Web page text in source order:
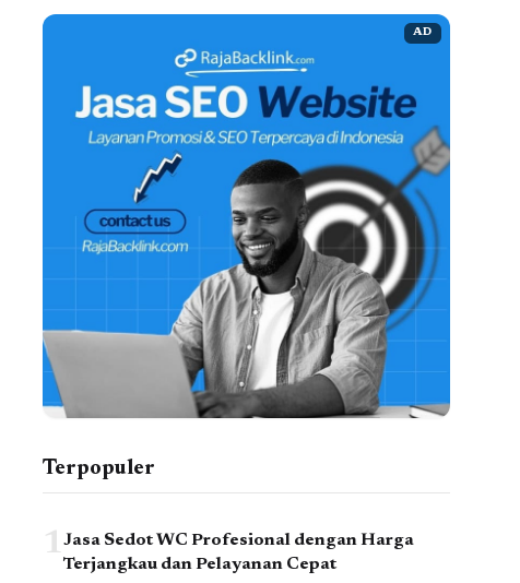
AD
Terpopuler
1Jasa Sedot WC Profesional dengan Harga
Terjangkau dan Pelayanan Cepat